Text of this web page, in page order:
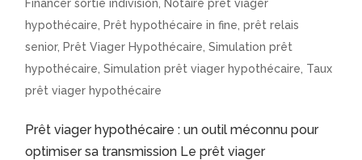
Financer sortie indivision ,Notaire prêt viager
hypothécaire ,Prêt hypothécaire in fine ,prêt relais
senior,Prêt Viager Hypothécaire ,Simulation prêt
hypothécaire ,Simulation prêt viager hypothécaire Taux
prêt viager hypothécaire
Prêt viager hypothécaire : un outil méconnu pour
optimiser sa transmission Le prêt viager